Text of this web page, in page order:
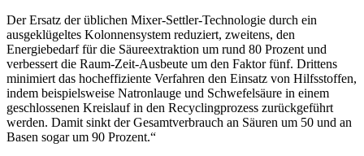
Der Ersatz der üblichen Mixer-Settler-Technologie durch ein
ausgeklügeltes Kolonnensystem reduziert, zweitens, den
Energiebedarf für die Säureextraktion um rund 80 Prozent und
verbessert die Raum-Zeit-Ausbeute um den Faktor fünf. Drittens
minimiert das hocheffiziente Verfahren den Einsatz von Hilfsstoffen,
indem beispielsweise Natronlauge und Schwefelsäure in einem
geschlossenen Kreislauf in den Recyclingprozess zurückgeführt
werden. Damit sinkt der Gesamtverbrauch an Säuren um 50 und an
Basen sogar um 90 Prozent.“